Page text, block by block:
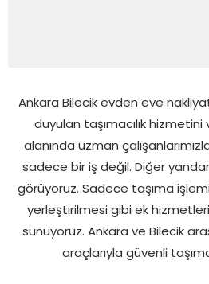
Ankara Bilecik evden eve
duyulan taşımacılık
alanında uzman
sadece bir iş değil. Diğer
görüyoruz. Sadece taşıma
yerleştirilmesi gibi ek
sunuyoruz. Ankara ve Bilecik
araçlarıyla güvenli